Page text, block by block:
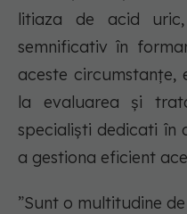
litiaza de acid
semnificativ în
aceste circumstanțe,
la evaluarea și
specialiști dedicati în
a gestiona eficient
”Sunt o multitudine